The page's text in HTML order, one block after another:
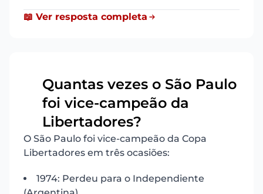
📖 Ver resposta completa
Quantas vezes o São Paulo
foi vice-campeão da
Libertadores?
O São Paulo foi vice-campeão da Copa
Libertadores em três ocasiões:
1974: Perdeu para o Independiente